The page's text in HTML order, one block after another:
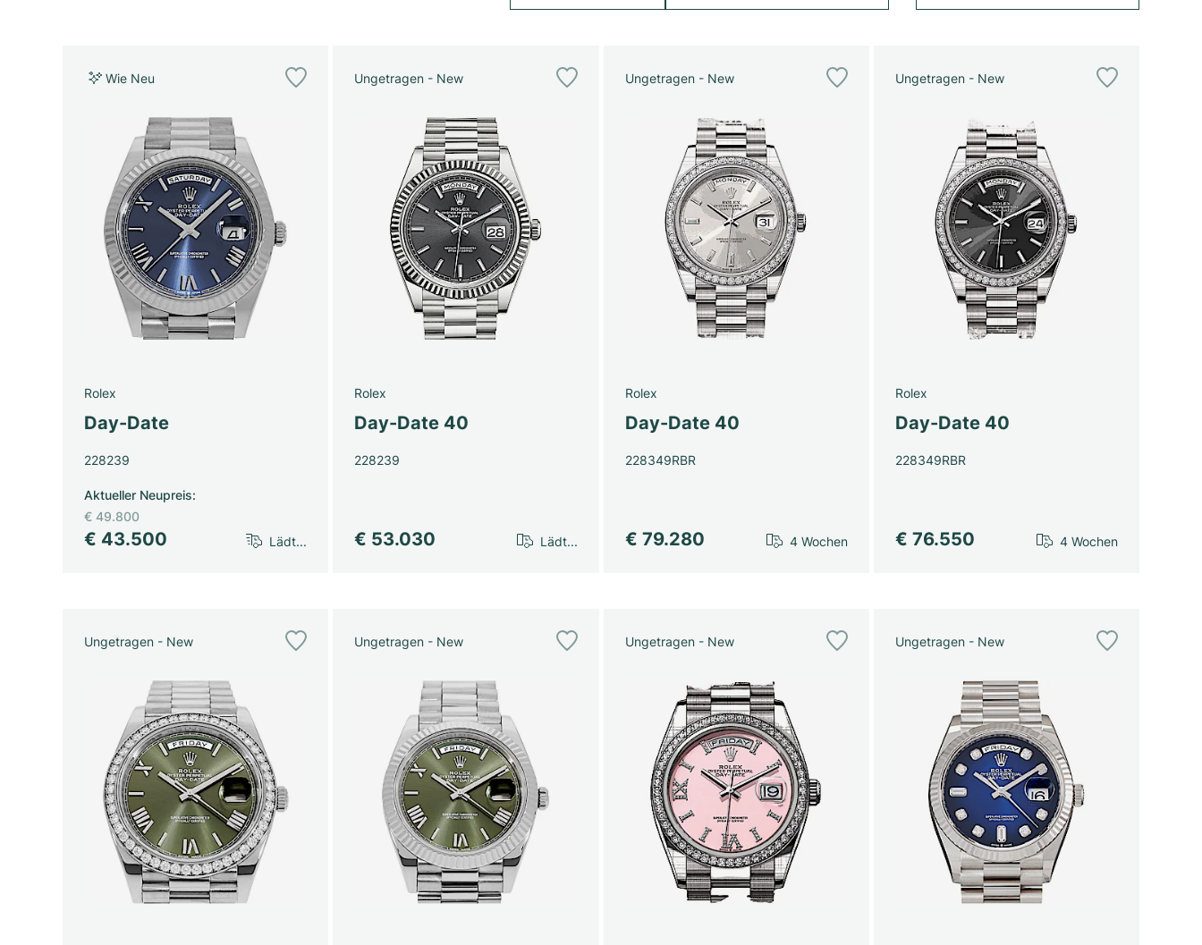
Wie Neu
Rolex
Day-Date
228239
€ 43.500
Aktueller Neupreis:
€ 49.800
Lädt...
Ungetragen - New
Rolex
Day-Date 40
228239
€ 53.030 Lädt...
Ungetragen - New
Rolex
Day-Date 40
228349RBR
€ 79.280 4 Wochen
Ungetragen - New
Rolex
Day-Date 40
228349RBR
€ 76.550 4 Wochen
Ungetragen - New Ungetragen - New Ungetragen - New Ungetragen - New